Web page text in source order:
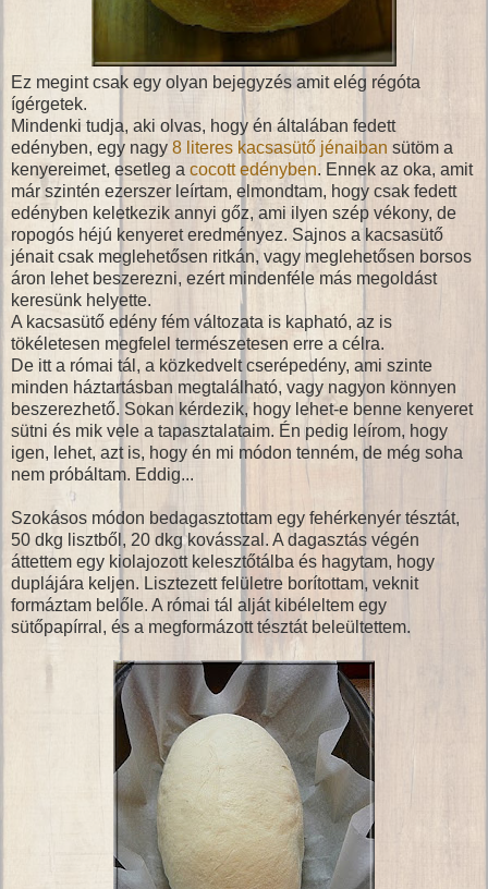
Ez megint csak egy olyan bejegyzés amit elég régóta
ígérgetek.
Mindenki tudja, aki olvas, hogy én általában fedett
edényben, egy nagy 8 literes kacsasütő jénaiban sütöm a
kenyereimet, esetleg a cocott edényben. Ennek az oka, amit
már szintén ezerszer leírtam, elmondtam, hogy csak fedett
edényben keletkezik annyi gőz, ami ilyen szép vékony, de
ropogós héjú kenyeret eredményez. Sajnos a kacsasütő
jénait csak meglehetősen ritkán, vagy meglehetősen borsos
áron lehet beszerezni, ezért mindenféle más megoldást
keresünk helyette.
A kacsasütő edény fém változata is kapható, az is
tökéletesen megfelel természetesen erre a célra.
De itt a római tál, a közkedvelt cserépedény, ami szinte
minden háztartásban megtalálható, vagy nagyon könnyen
beszerezhető. Sokan kérdezik, hogy lehet-e benne kenyeret
sütni és mik vele a tapasztalataim. Én pedig leírom, hogy
igen, lehet, azt is, hogy én mi módon tenném, de még soha
nem próbáltam. Eddig...
Szokásos módon bedagasztottam egy fehérkenyér tésztát,
50 dkg lisztből, 20 dkg kovásszal. A dagasztás végén
áttettem egy kiolajozott kelesztőtálba és hagytam, hogy
duplájára keljen. Lisztezett felületre borítottam, veknit
formáztam belőle. A római tál alját kibéleltem egy
sütőpapírral, és a megformázott tésztát beleültettem.